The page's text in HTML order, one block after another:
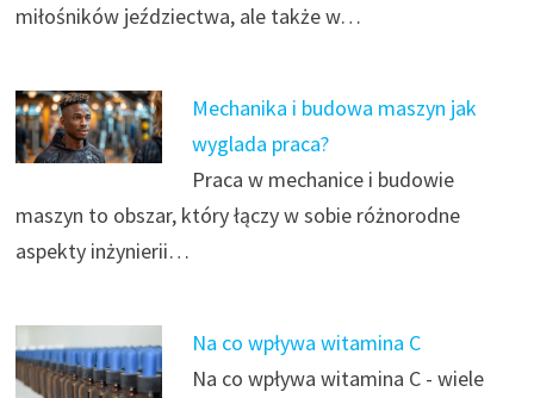
miłośników jeździectwa, ale także w…
Mechanika i budowa maszyn jak
wyglada praca?
Praca w mechanice i budowie
maszyn to obszar, który łączy w sobie różnorodne
aspekty inżynierii…
Na co wpływa witamina C
Na co wpływa witamina C - wiele